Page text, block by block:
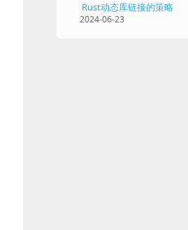
Rust动态库链接的策略
2024-06-23